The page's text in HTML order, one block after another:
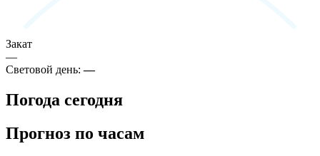
Закат
—
Световой день:—
Погода сегодня
Прогноз по часам